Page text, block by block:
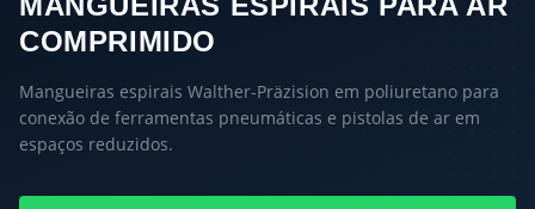
COMPRIMIDO
Mangueiras espirais Walther-Präzision em poliuretano para
conexão de ferramentas pneumáticas e pistolas de ar em
espaços reduzidos.